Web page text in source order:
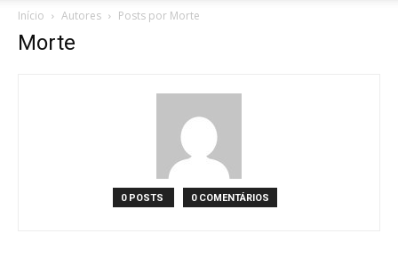
Início Autores Posts por Morte
Morte
0 POSTS 0 COMENTÁRIOS